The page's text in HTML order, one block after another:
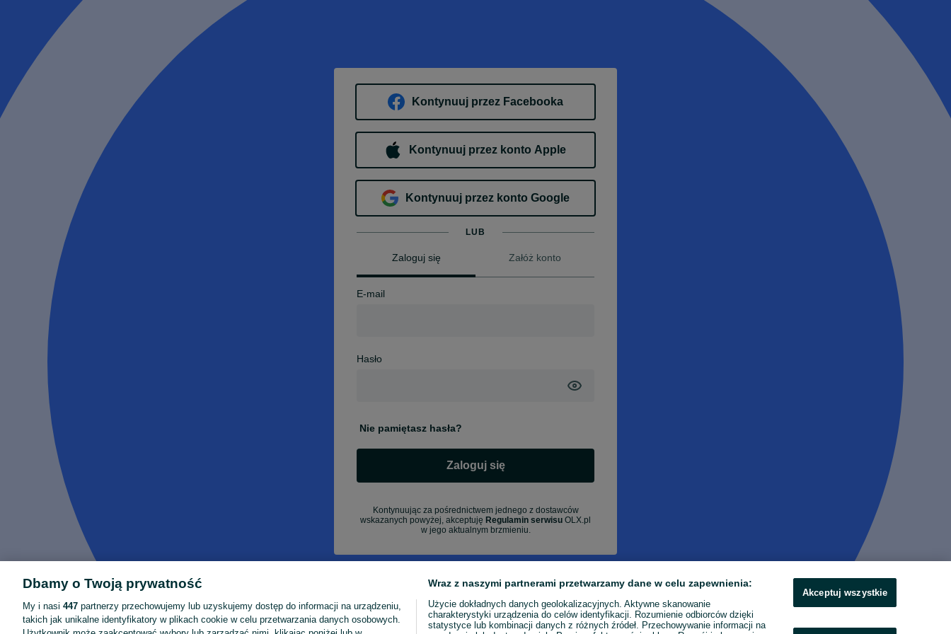
Kontynuuj przez Facebooka
Kontynuuj przez konto Apple
Kontynuuj przez konto Google
LUB
Zaloguj się Załóż konto
E-mail
Hasło
Nie pamiętasz hasła?
Zaloguj się
Kontynuując za pośrednictwem jednego z dostawców
wskazanych powyżej, akceptuję Regulamin serwisu OLX.pl
w jego aktualnym brzmieniu.
Dbamy o Twoją prywatność
My i nasi 447 partnerzy przechowujemy lub uzyskujemy dostęp do informacji na urządzeniu,
takich jak unikalne identyfikatory w plikach cookie w celu przetwarzania danych osobowych.
Wraz z naszymi partnerami przetwarzamy dane w celu zapewnienia:
Użycie dokładnych danych geolokalizacyjnych. Aktywne skanowanie
charakterystyki urządzenia do celów identyfikacji. Rozumienie odbiorców dzięki
statystyce lub kombinacji danych z różnych źródeł. Przechowywanie informacji na
Akceptuj wszystkie